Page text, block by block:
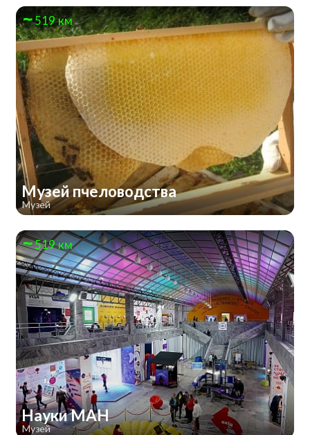
519 км
Музей пчеловодства
Музей
519 км
Науки МАН
Музей